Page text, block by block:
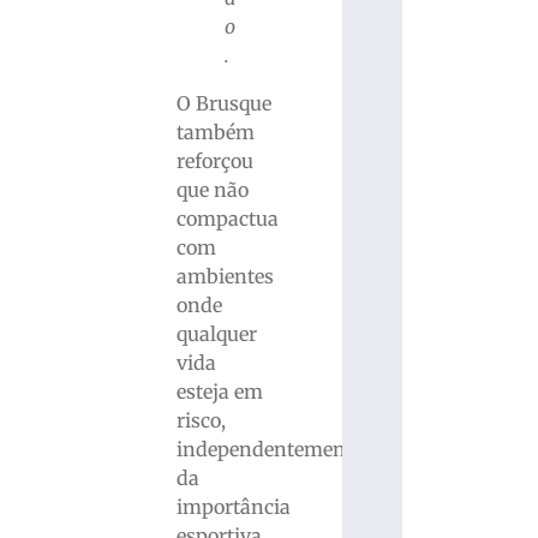
o
.
O Brusque
também
reforçou
que não
compactua
com
ambientes
onde
qualquer
vida
esteja em
risco,
independentemente
da
importância